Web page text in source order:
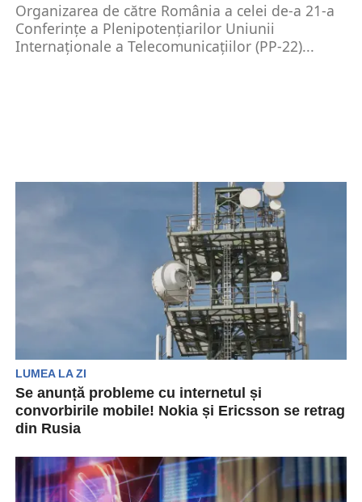
Organizarea de către România a celei de-a 21-a
Conferințe a Plenipotențiarilor Uniunii
Internaționale a Telecomunicațiilor (PP-22)...
LUMEA LA ZI
Se anunță probleme cu internetul și
convorbirile mobile! Nokia și Ericsson se retrag
din Rusia
Nokia (NOKIA.HE) și Ericsson (ERICb.ST) au
anunțat că vor părăsi Rusia...